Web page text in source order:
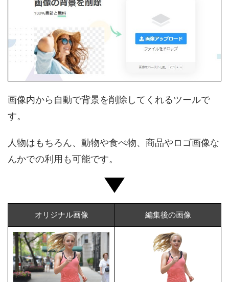
画像内から自動で背景を削除してくれるツールで
す。
人物はもちろん、動物や食べ物、商品やロゴ画像な
んかでの利用も可能です。
オリジナル画像 編集後の画像